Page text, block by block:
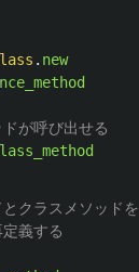
. new
が呼び出せる
クラスメソッドを
義する